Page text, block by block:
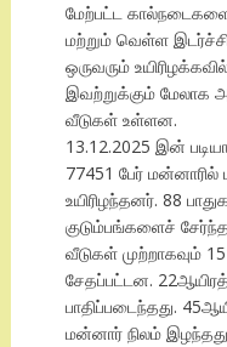
மேற்பட்ட
மற்றும் வெள்ள
ஒருவரும்
இவற்றுக்கும் மேலாக
வீடுகள் உள்ளன.
13.12.2025 இன்
77451 பேர் மன்னாரில்
உயிரிழந்தனர். 88
குடும்பங்களைச்
வீடுகள் முற்றாகவும்
சேதப்பட்டன.
பாதிப்படைந்தது.
மன்னார் நிலம்